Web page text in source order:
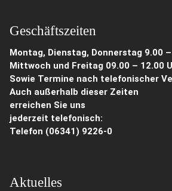
Geschäftszeiten
Montag, Dienstag, Donnerstag 9.00
Mittwoch und Freitag 09.00 – 12.00
Sowie Termine nach telefonischer
Auch außerhalb dieser Zeiten
erreichen Sie uns
jederzeit telefonisch:
Telefon (06341) 9226-0
Aktuelles